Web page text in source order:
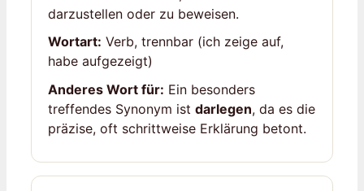
darzustellen oder zu beweisen.
Wortart: Verb, trennbar (ich zeige auf,
habe aufgezeigt)
Anderes Wort für: Ein besonders
treffendes Synonym ist darlegen, da es die
präzise, oft schrittweise Erklärung betont.